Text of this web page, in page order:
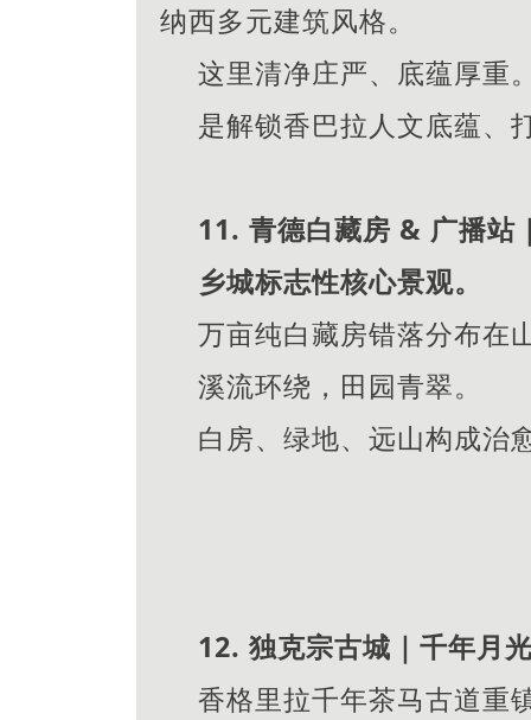
纳西多元建筑风格。
这里清净庄严、底蕴厚重
是解锁香巴拉人文底蕴、
11. 青德白藏房 & 广播站
乡城标志性核心景观。
万亩纯白藏房错落分布在
溪流环绕，田园青翠。
白房、绿地、远山构成治
12. 独克宗古城｜千年月
香格里拉千年茶马古道重